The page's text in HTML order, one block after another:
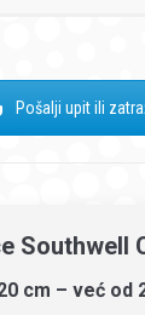
Pošalji upit ili
Southwell
cm – već od